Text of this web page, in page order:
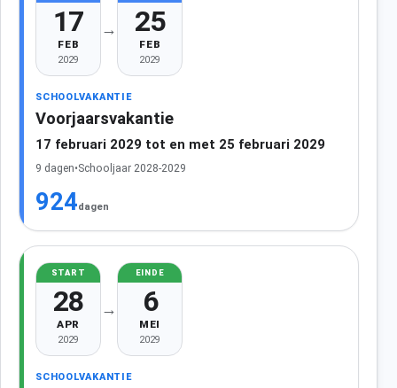
17
FEB
2029
→ 25
FEB
2029
SCHOOLVAKANTIE
Voorjaarsvakantie
17 februari 2029 tot en met 25 februari 2029
9 dagen•Schooljaar 2028-2029
924dagen
START
28
APR
2029
→
EINDE
6
MEI
2029
SCHOOLVAKANTIE